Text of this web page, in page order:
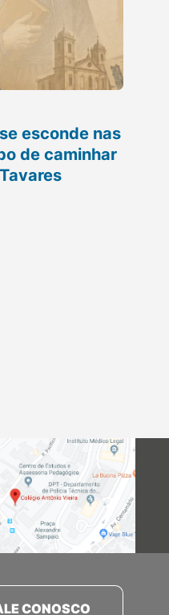
esconde nas
de caminhar
CONOSCO